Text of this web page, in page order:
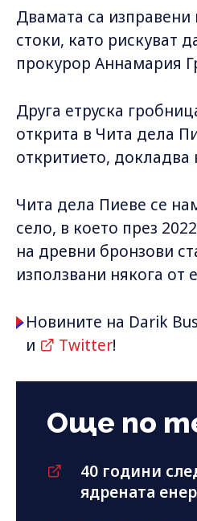
Двамата са
стоки, като рискуват
прокурор Аннамария
Друга етруска
открита в Чита дела
откритието, докладва
Чита дела Пиеве се
село, в което през
на древни бронзови
използвани някога от
Новините на Darik
и
Twitter!
Още по
40 години
ядрената